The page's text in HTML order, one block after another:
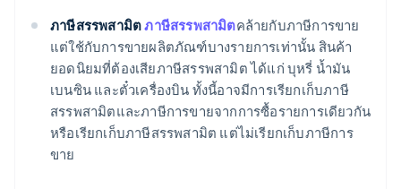
ภาษีสรรพสามิตภาษีสรรพสามิตคล้ายกับภาษีการขาย
แต่ใช้กับการขายผลิตภัณฑ์บางรายการเท่านั้น สินค้า
ยอดนิยมที่ต้องเสียภาษีสรรพสามิต ได้แก่ บุหรี่ น้ำมัน
เบนซิน และตั๋วเครื่องบิน ทั้งนี้อาจมีการเรียกเก็บภาษี
สรรพสามิตและภาษีการขายจากการซื้อรายการเดียวกัน
หรือเรียกเก็บภาษีสรรพสามิต แต่ไม่เรียกเก็บภาษีการ
ขาย